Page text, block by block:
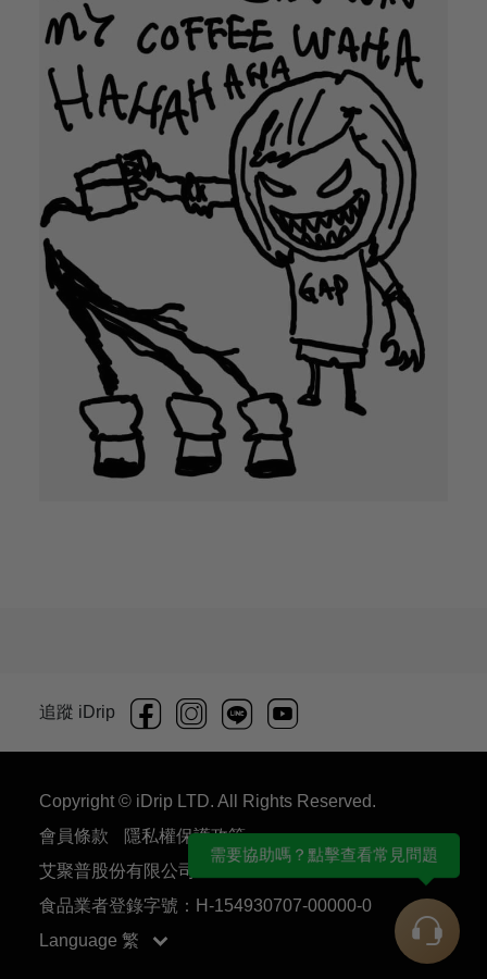
需要協助嗎？點擊查看常見問題
追蹤 iDrip
Copyright © iDrip LTD. All Rights Reserved.
會員條款
隱私權保護政策
艾聚普股份有限公司 54930707
食品業者登錄字號：H-154930707-00000-0
Language